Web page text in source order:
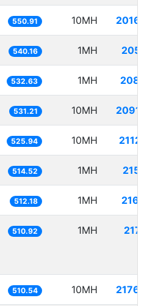
550.91 10MH
540.16 1MH
532.63 1MH
531.21 10MH
525.94 10MH
514.52 1MH
512.18 1MH
510.92 1MH
510.54 10MH